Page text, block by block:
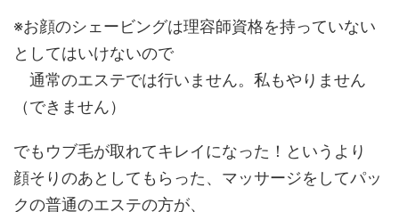
※お顔のシェービングは理容師資格を持っていない
としてはいけないので
通常のエステでは行いません。私もやりません
（できません）
でもウブ毛が取れてキレイになった！というより
顔そりのあとしてもらった、マッサージをしてパッ
クの普通のエステの方が、